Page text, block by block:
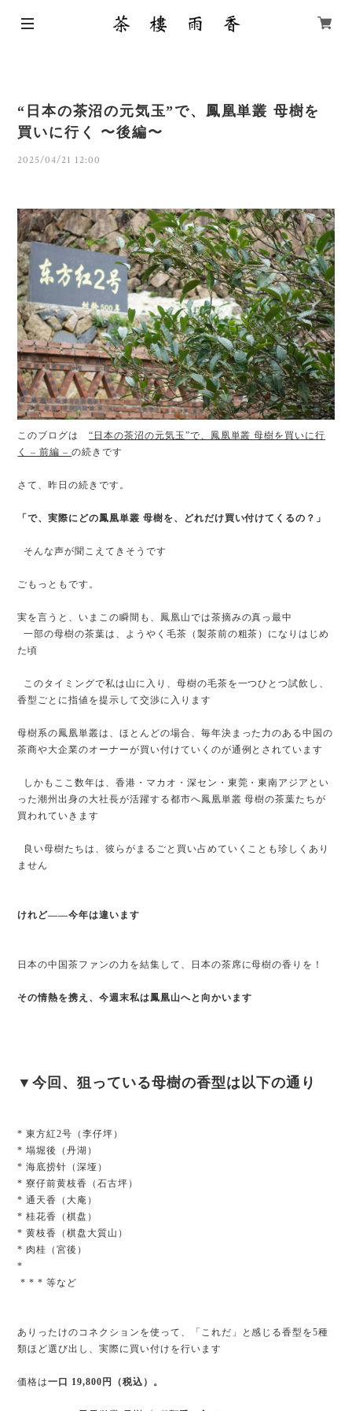
“日本の茶沼の元気玉”で、鳳凰単叢 母樹を
買いに行く 〜後編〜
2025/04/21 12:00
このブログは“日本の茶沼の元気玉”で、鳳凰単叢 母樹を買いに行
く – 前編 –の続きです
さて、昨日の続きです。
「で、実際にどの鳳凰単叢 母樹を、どれだけ買い付けてくるの？」
そんな声が聞こえてきそうです
ごもっともです。
実を言うと、いまこの瞬間も、鳳凰山では茶摘みの真っ最中
一部の母樹の茶葉は、ようやく毛茶（製茶前の粗茶）になりはじめ
た頃
このタイミングで私は山に入り、母樹の毛茶を一つひとつ試飲し、
香型ごとに指値を提示して交渉に入ります
母樹系の鳳凰単叢は、ほとんどの場合、毎年決まった力のある中国の
茶商や大企業のオーナーが買い付けていくのが通例とされています
しかもここ数年は、香港・マカオ・深セン・東莞・東南アジアとい
った潮州出身の大社長が活躍する都市へ鳳凰単叢 母樹の茶葉たちが
買われていきます
良い母樹たちは、彼らがまるごと買い占めていくことも珍しくあり
ません
けれど――今年は違います
日本の中国茶ファンの力を結集して、日本の茶席に母樹の香りを！
その情熱を携え、今週末私は鳳凰山へと向かいます
▼今回、狙っている母樹の香型は以下の通り
* 東方紅2号（李仔坪）
* 塌堀後（丹湖）
* 海底捞针（深垭）
* 寮仔前黄枝香（石古坪）
* 通天香（大庵）
* 桂花香（棋盘）
* 黄枝香（棋盘大質山）
* 肉桂（宮後）
*
* * * 等など
ありったけのコネクションを使って、「これだ」と感じる香型を5種
類ほど選び出し、実際に買い付けを行います
価格は一口 19,800円（税込）。